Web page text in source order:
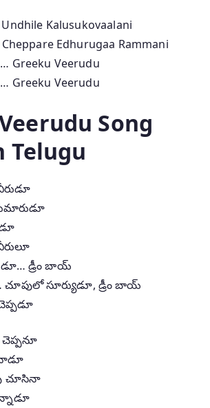
Kalusukovaalani
Edhurugaa Rammani
Greeku Veerudu
Greeku Veerudu
Song
Telugu
డ్రీం బాయ్
చూపులో సూర్యుడూ, డ్రీం బాయ్
చూసినా